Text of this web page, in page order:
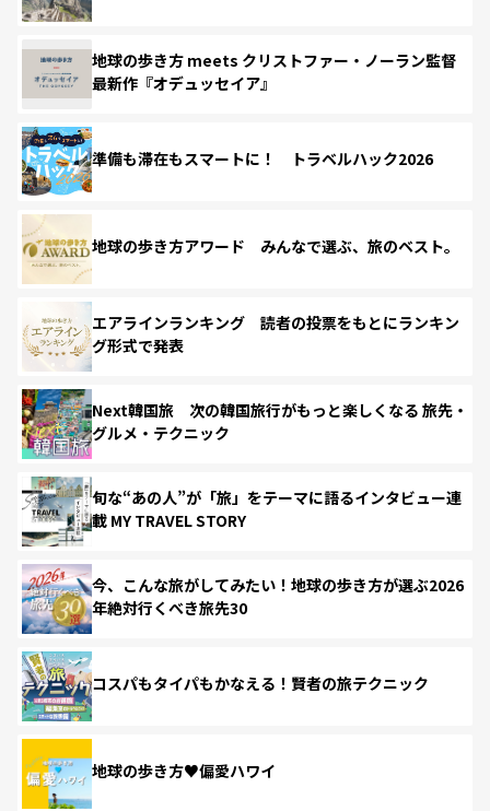
地球の歩き方 meets クリストファー・ノーラン監督
最新作『オデュッセイア』
準備も滞在もスマートに！ トラベルハック2026
地球の歩き方アワード みんなで選ぶ、旅のベスト。
エアラインランキング 読者の投票をもとにランキン
グ形式で発表
Next韓国旅 次の韓国旅行がもっと楽しくなる 旅先・
グルメ・テクニック
旬な“あの人”が「旅」をテーマに語るインタビュー連
載 MY TRAVEL STORY
今、こんな旅がしてみたい！地球の歩き方が選ぶ2026
年絶対行くべき旅先30
コスパもタイパもかなえる！賢者の旅テクニック
地球の歩き方♥偏愛ハワイ